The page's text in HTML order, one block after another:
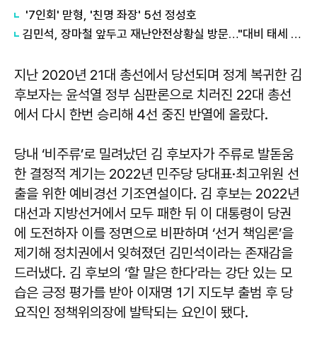
'7인회' 맏형, '친명 좌장' 5선 정성호
김민석, 장마철 앞두고 재난안전상황실 방문…"대비 태세 점검"
지난 2020년 21대 총선에서 당선되며 정계 복귀한 김
후보자는 윤석열 정부 심판론으로 치러진 22대 총선
에서 다시 한번 승리해 4선 중진 반열에 올랐다.
당내 ‘비주류’로 밀려났던 김 후보자가 주류로 발돋움
한 결정적 계기는 2022년 민주당 당대표·최고위원 선
출을 위한 예비경선 기조연설이다. 김 후보는 2022년
대선과 지방선거에서 모두 패한 뒤 이 대통령이 당권
에 도전하자 이를 정면으로 비판하며 ‘선거 책임론’을
제기해 정치권에서 잊혀졌던 김민석이라는 존재감을
드러냈다. 김 후보의 ‘할 말은 한다’라는 강단 있는 모
습은 긍정 평가를 받아 이재명 1기 지도부 출범 후 당
요직인 정책위의장에 발탁되는 요인이 됐다.